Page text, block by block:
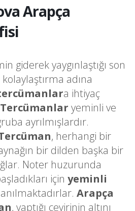
Arapça
giderek yaygınlaştığı son
adına
a ihtiyaç
yeminli ve
ayrılmışlardır.
, herhangi bir
bir dilden başka bir
Noter huzurunda
için yeminli
Arapça
, yaptığı çevirinin altını